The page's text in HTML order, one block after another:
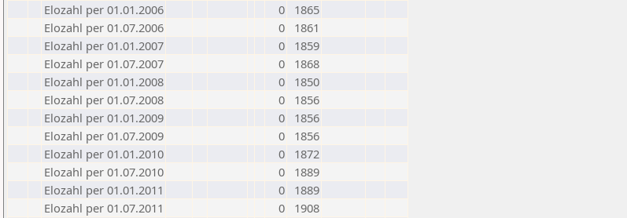
Elozahl per 01.01.2006
0
1865
Elozahl per 01.07.2006
0
1861
Elozahl per 01.01.2007
0
1859
Elozahl per 01.07.2007
0
1868
Elozahl per 01.01.2008
0
1850
Elozahl per 01.07.2008
0
1856
Elozahl per 01.01.2009
0
1856
Elozahl per 01.07.2009
0
1856
Elozahl per 01.01.2010
0
1872
Elozahl per 01.07.2010
0
1889
Elozahl per 01.01.2011
0
1889
Elozahl per 01.07.2011
0
1908